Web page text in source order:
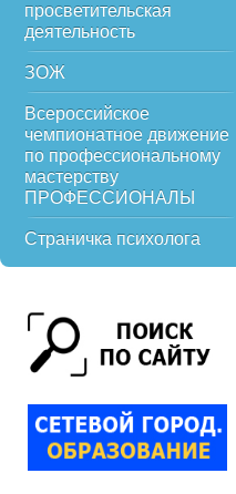
просветительская
деятельность
ЗОЖ
Всероссийское
чемпионатное движение
по профессиональному
мастерству
ПРОФЕССИОНАЛЫ
Страничка психолога